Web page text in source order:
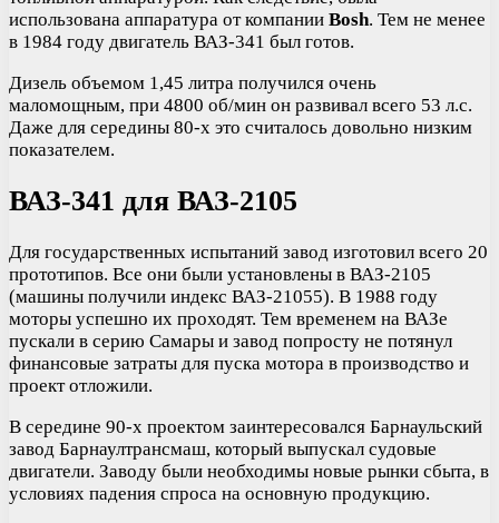
использована аппаратура от компании Bosh. Тем не менее
в 1984 году двигатель ВАЗ-341 был готов.
Дизель объемом 1,45 литра получился очень
маломощным, при 4800 об/мин он развивал всего 53 л.с.
Даже для середины 80-х это считалось довольно низким
показателем.
ВАЗ-341 для ВАЗ-2105
Для государственных испытаний завод изготовил всего 20
прототипов. Все они были установлены в ВАЗ-2105
(машины получили индекс ВАЗ-21055). В 1988 году
моторы успешно их проходят. Тем временем на ВАЗе
пускали в серию Самары и завод попросту не потянул
финансовые затраты для пуска мотора в производство и
проект отложили.
В середине 90-х проектом заинтересовался Барнаульский
завод Барнаултрансмаш, который выпускал судовые
двигатели. Заводу были необходимы новые рынки сбыта, в
условиях падения спроса на основную продукцию.